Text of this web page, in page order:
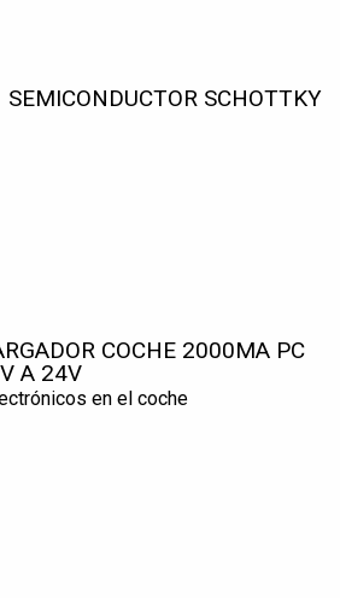
SCHOTTKY
COCHE 2000MA PC
A 24V
en el coche